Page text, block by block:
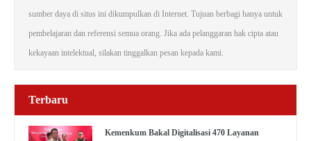
sumber daya di situs ini dikumpulkan di Internet. Tujuan berbagi hanya untuk
pembelajaran dan referensi semua orang. Jika ada pelanggaran hak cipta atau
kekayaan intelektual, silakan tinggalkan pesan kepada kami.
Terbaru
Kemenkum Bakal Digitalisasi 470 Layanan